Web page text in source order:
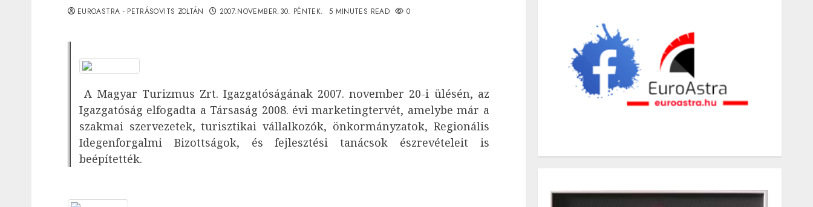
EUROASTRA - PETRÁSOVITS ZOLTÁN 2007.NOVEMBER.30. PÉNTEK. 5 MINUTES READ 0
A Magyar Turizmus Zrt. Igazgatóságának 2007. november 20-i ülésén, az
Igazgatóság elfogadta a Társaság 2008. évi marketingtervét, amelybe már a
szakmai szervezetek, turisztikai vállalkozók, önkormányzatok, Regionális
Idegenforgalmi Bizottságok, és fejlesztési tanácsok észrevételeit is
beépítették.